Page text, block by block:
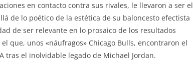
en contacto contra sus rivales, le llevaron a ser el
de lo poético de la estética de su baloncesto efectista
de ser relevante en lo prosaico de los resultados
que, unos «náufragos» Chicago Bulls, encontraron el
tras el inolvidable legado de Michael Jordan.